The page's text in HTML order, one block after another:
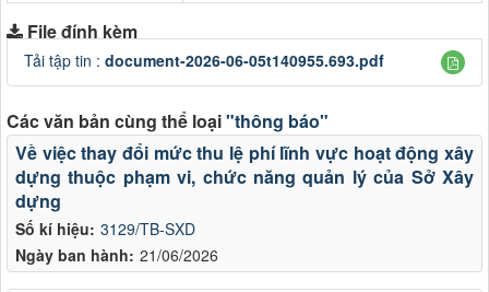
File đính kèm
Tải tập tin : document-2026-06-05t140955.693.pdf
Các văn bản cùng thể loại"thông báo"
Số kí hiệu: 3129/TB-SXD
Ngày ban hành: 21/06/2026
Về việc thay đổi mức thu lệ phí lĩnh vực hoạt động xây
dựng thuộc phạm vi, chức năng quản lý của Sở Xây
dựng